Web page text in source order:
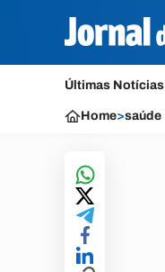
Últimas Notícias
Home>saúde